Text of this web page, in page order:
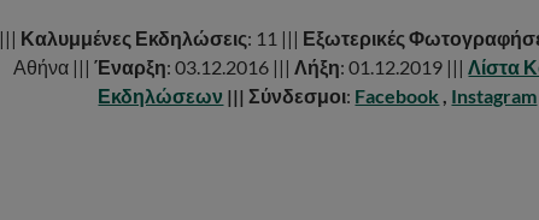
||| Καλυμμένες Εκδηλώσεις: 11 ||| Εξωτερικές
Αθήνα |||Έναρξη: 03.12.2016 |||Λήξη: 01.12.2019 |||Λίστα
Εκδηλώσεων |||Σύνδεσμοι: Facebook , Instagram